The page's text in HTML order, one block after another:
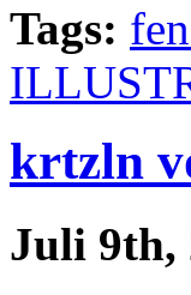
Tags:
krtzln
Juli 9th,